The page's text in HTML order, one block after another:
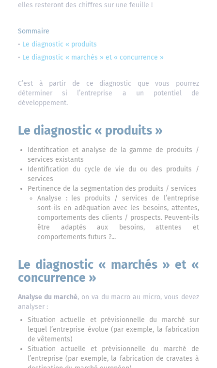
elles resteront des chiffres sur une feuille !
Sommaire
• Le diagnostic « produits
• Le diagnostic « marchés » et « concurrence »
C’est à partir de ce diagnostic que vous pourrez
déterminer si l’entreprise a un potentiel de
développement.
Le diagnostic « produits »
Identification et analyse de la gamme de produits /
services existants
Identification du cycle de vie du ou des produits /
services
Pertinence de la segmentation des produits / services
Analyse : les produits / services de l’entreprise
sont-ils en adéquation avec les besoins, attentes,
comportements des clients / prospects. Peuvent-ils
être adaptés aux besoins, attentes et
comportements futurs ?...
Le diagnostic « marchés » et «
concurrence »
Analyse du marché, on va du macro au micro, vous devez
analyser :
Situation actuelle et prévisionnelle du marché sur
lequel l’entreprise évolue (par exemple, la fabrication
de vêtements)
Situation actuelle et prévisionnelle du marché de
l’entreprise (par exemple, la fabrication de cravates à